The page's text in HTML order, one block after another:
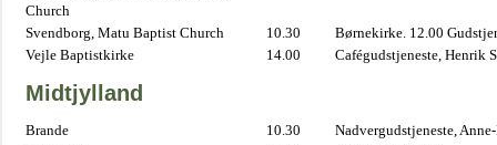
Church
Svendborg, Matu Baptist Church
10.30
Børnekirke. 12.00
Vejle Baptistkirke
14.00 Cafégudstjeneste, Henrik
Midtjylland
Brande 10.30
Nadvergudstjeneste,